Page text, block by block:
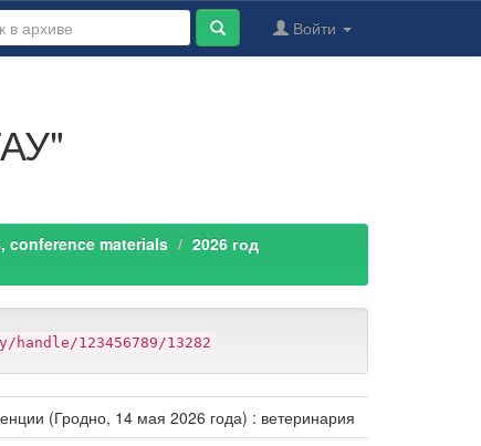
Войти
conference materials
2026 год
123456789/13282
(Гродно, 14 мая 2026 года) : ветеринария